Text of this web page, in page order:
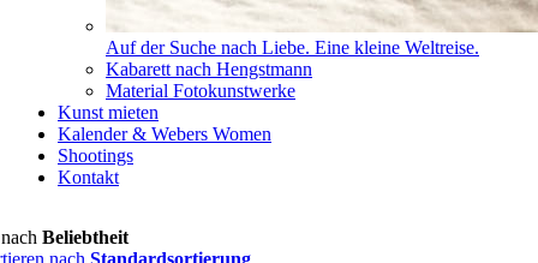
Auf der Suche nach Liebe. Eine kleine Weltreise.
Kabarett nach Hengstmann
Material Fotokunstwerke
Kunst mieten
Kalender & Webers Women
Shootings
Kontakt
Beliebtheit
nach Standardsortierung